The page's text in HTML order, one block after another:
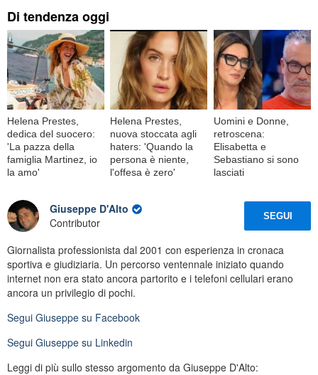
Di tendenza oggi
Helena Prestes,
dedica del suocero:
'La pazza della
famiglia Martinez, io
la amo'
Helena Prestes,
nuova stoccata agli
haters: 'Quando la
persona è niente,
l'offesa è zero'
Uomini e Donne,
retroscena:
Elisabetta e
Sebastiano si sono
lasciati
Giuseppe D'Alto
Contributor
SEGUI
Giornalista professionista dal 2001 con esperienza in cronaca
sportiva e giudiziaria. Un percorso ventennale iniziato quando
internet non era stato ancora partorito e i telefoni cellulari erano
ancora un privilegio di pochi.
Segui Giuseppe su Facebook
Segui Giuseppe su Linkedin
Leggi di più sullo stesso argomento da Giuseppe D'Alto: